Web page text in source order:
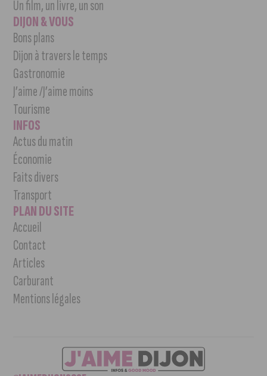
Un film, un livre, un son
DIJON & VOUS
Bons plans
Dijon à travers le temps
Gastronomie
J’aime /J’aime moins
Tourisme
INFOS
Actus du matin
Économie
Faits divers
Transport
PLAN DU SITE
Accueil
Contact
Articles
Carburant
Mentions légales